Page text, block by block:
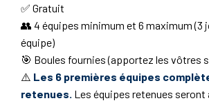
✅ Gratuit
👥 4 équipes minimum et 6 maximum (3
équipe)
🎯 Boules fournies (apportez les vôtres
⚠️ Les 6 premières équipes
retenues. Les équipes retenues seront